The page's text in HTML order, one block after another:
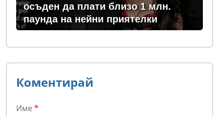
осъден да плати близо 1 млн.
паунда на нейни приятелки
Коментирай
Име *